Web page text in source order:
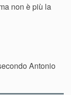
non è più la
Antonio